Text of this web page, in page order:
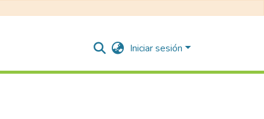
Iniciar sesión